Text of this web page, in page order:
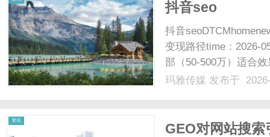
抖音seo
抖音
变现路径time：2026-
部（50-500万）适合
头部单条视频10万起
玛雅传媒 发布于
资讯
GEO对网站搜